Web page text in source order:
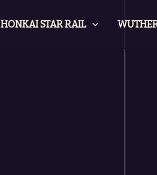
HONKAI STAR RAIL